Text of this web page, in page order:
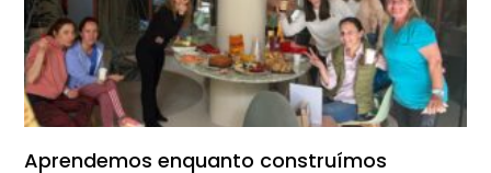
Aprendemos enquanto construímos